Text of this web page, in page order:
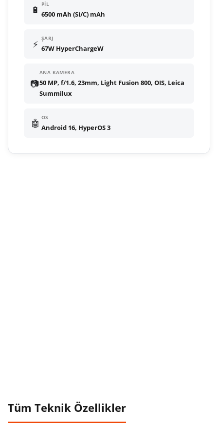
🔋 PIL
6500 mAh (Si/C) mAh
⚡ ŞARJ
67W HyperChargeW
📷
ANA KAMERA
50 MP, f/1.6, 23mm, Light Fusion 800, OIS, Leica
Summilux
🤖 OS
Android 16, HyperOS 3
Tüm Teknik Özellikler